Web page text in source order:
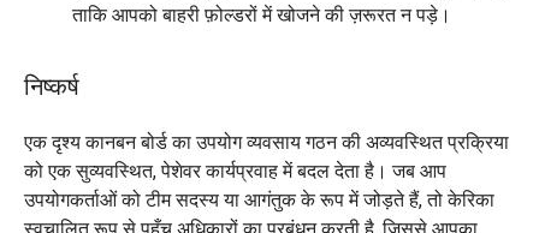
ताकि आपको बाहरी फ़ोल्डरों में खोजने की ज़रूरत न पड़े।
निष्कर्ष
एक दृश्य कानबन बोर्ड का उपयोग व्यवसाय गठन की अव्यवस्थित प्रक्रिया
को एक सुव्यवस्थित, पेशेवर कार्यप्रवाह में बदल देता है। जब आप
उपयोगकर्ताओं को टीम सदस्य या आगंतुक के रूप में जोड़ते हैं, तो केरिका